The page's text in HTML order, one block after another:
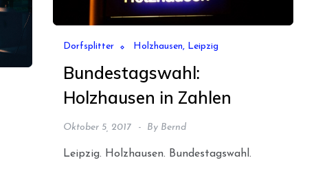
Dorfsplitter Holzhausen, Leipzig
Bundestagswahl:
Holzhausen in Zahlen
Oktober 5, 2017 By Bernd
Leipzig. Holzhausen. Bundestagswahl.